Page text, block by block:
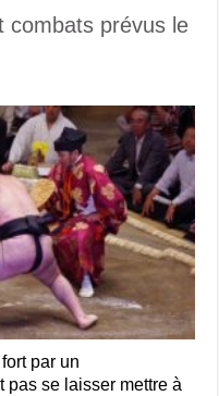
combats prévus le
par un
pas se laisser mettre à